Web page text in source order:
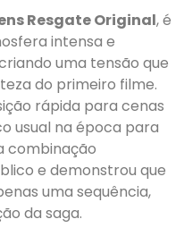
Resgate Original, é
intensa e
uma tensão que
do primeiro filme.
rápida para cenas
usual na época para
combinação
e demonstrou que
uma sequência,
da saga.